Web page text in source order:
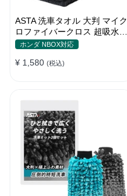
ASTA 洗車タオル 大判 マイク
ロファイバークロス 超吸水ツ
イストパイル 洗車クロス 傷
ホンダ NBOX対応
¥ 1,580 (税込)